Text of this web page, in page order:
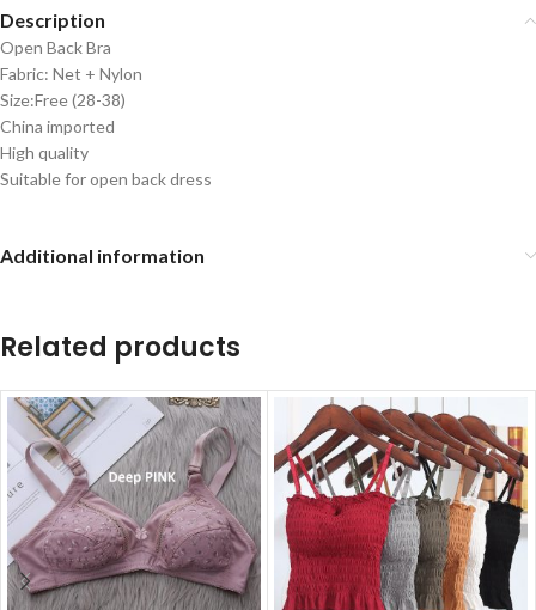
Description
Open Back Bra
Fabric: Net + Nylon
Size:Free (28-38)
China imported
High quality
Suitable for open back dress
Additional information
Related products